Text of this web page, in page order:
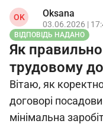
OK Oksana
03.06.2026 |
ВІДПОВІДЬ НАДАНО
Як
трудовому
Вітаю, як
договорі
мінімальна